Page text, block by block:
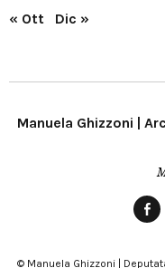
« Ott Dic »
Manuela Ghizzoni |
© Manuela Ghizzoni |